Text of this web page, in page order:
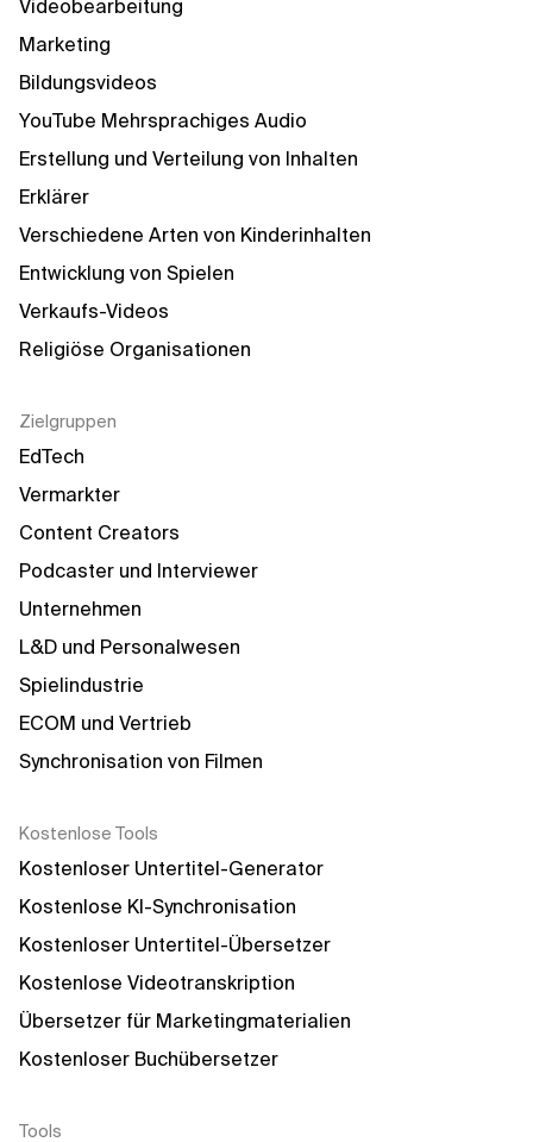
Videobearbeitung
Marketing
Bildungsvideos
YouTube Mehrsprachiges Audio
Erstellung und Verteilung von Inhalten
Erklärer
Verschiedene Arten von Kinderinhalten
Entwicklung von Spielen
Verkaufs-Videos
Religiöse Organisationen
Zielgruppen
EdTech
Vermarkter
Content Creators
Podcaster und Interviewer
Unternehmen
L&D und Personalwesen
Spielindustrie
ECOM und Vertrieb
Synchronisation von Filmen
Kostenlose Tools
Kostenloser Untertitel-Generator
Kostenlose KI-Synchronisation
Kostenloser Untertitel-Übersetzer
Kostenlose Videotranskription
Übersetzer für Marketingmaterialien
Kostenloser Buchübersetzer
Tools